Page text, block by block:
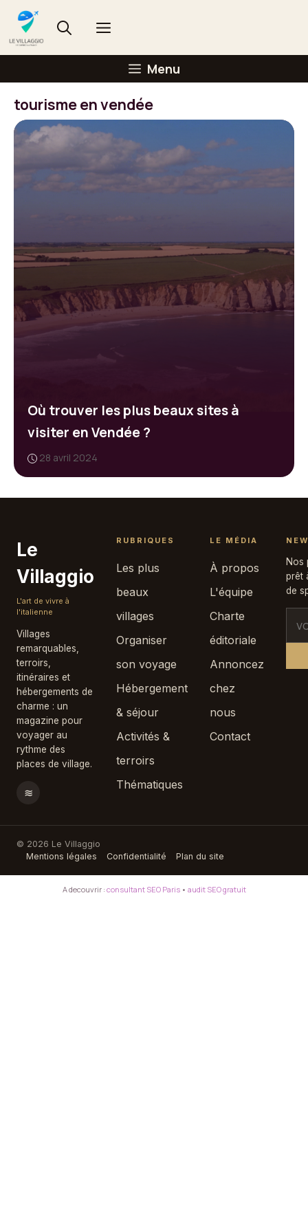
contenu
Menu
Menu
tourisme en vendée
Où trouver les plus beaux sites à
visiter en Vendée ?
28 avril 2024
Le
Villaggio
L'art de vivre à
l'italienne
Villages
remarquables,
terroirs,
itinéraires et
hébergements de
charme : un
magazine pour
voyager au
rythme des
places de village.
≋
RUBRIQUES
Les plus
beaux
villages
Organiser
son voyage
Hébergement
& séjour
Activités &
terroirs
Thématiques
LE MÉDIA
À propos
L'équipe
Charte
éditoriale
Annoncez
chez
nous
Contact
Nos
prêt
de
© 2026 Le Villaggio
Mentions légales
Confidentialité Plan du site
A decouvrir : consultant SEO Paris• audit SEO gratuit